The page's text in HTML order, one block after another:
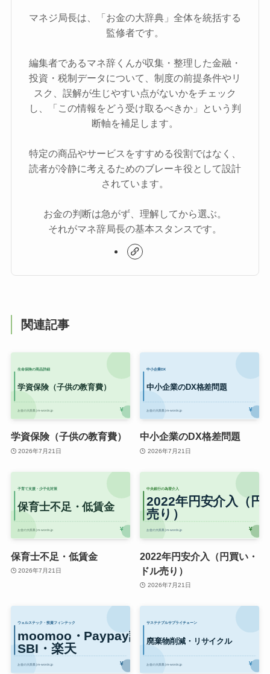
マネジ局長は、「お金の大辞典」全体を統括する
監修者です。
編集者であるマネ辞くんが収集・整理した金融・
投資・税制データについて、制度の前提条件やリ
スク、誤解が生じやすい点がないかをチェック
し、「この情報をどう受け取るべきか」という判
断軸を補足します。
特定の商品やサービスをすすめる役割ではなく、
読者が冷静に考えるためのブレーキ役として設計
されています。
お金の判断は急がず、理解してから選ぶ。
それがマネ辞局長の基本スタンスです。
関連記事
学資保険（子供の教育費）
2026年7月21日
中小企業のDX格差問題
2026年7月21日
保育士不足・低賃金
2026年7月21日
2022年円安介入（円買い・
ドル売り）
2026年7月21日